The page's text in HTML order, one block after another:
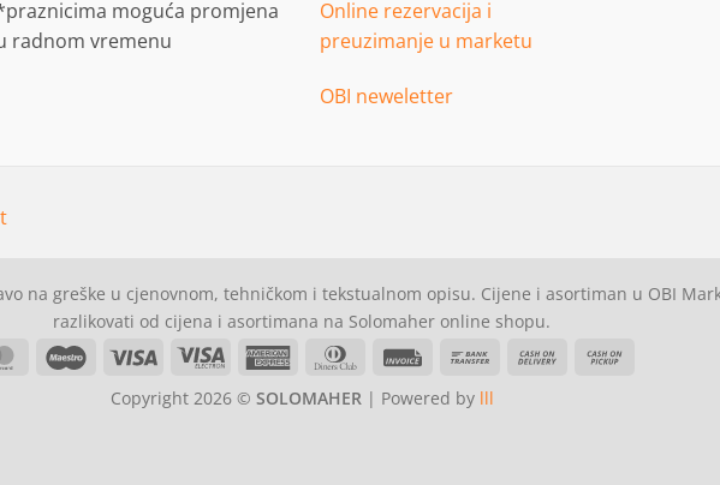
moguća promjena
radnom vremenu
Online rezervacija i
preuzimanje u marketu
OBI neweletter
na greške u cjenovnom, tehničkom i tekstualnom opisu. Cijene i asortiman u OBI
razlikovati od cijena i asortimana na Solomaher online shopu.
MasterCardMaestro Visa
Visa
American Dinners
Invoice
Bank
Cash
Copyright 2026 © SOLOMAHER| Powered by lll